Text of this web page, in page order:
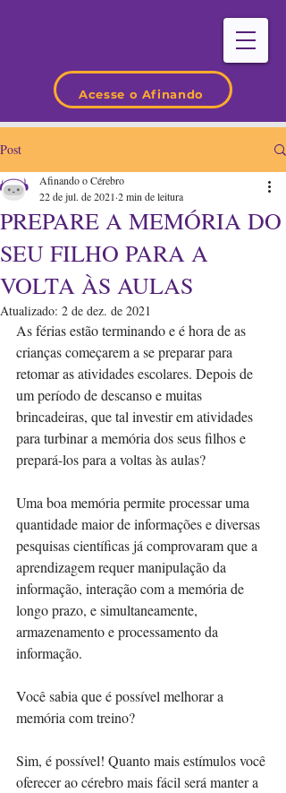
Acesse o Afinando
Post
PREPARE A MEMÓRIA DO
SEU FILHO PARA A
VOLTA ÀS AULAS
Afinando o Cérebro
22 de jul. de 2021 2 min de leitura
Atualizado: 2 de dez. de 2021
As férias estão terminando e é hora de as
crianças começarem a se preparar para
retomar as atividades escolares. Depois de
um período de descanso e muitas
brincadeiras, que tal investir em atividades
para turbinar a memória dos seus filhos e
prepará-los para a voltas às aulas?
Uma boa memória permite processar uma
quantidade maior de informações e diversas
pesquisas científicas já comprovaram que a
aprendizagem requer manipulação da
informação, interação com a memória de
longo prazo, e simultaneamente,
armazenamento e processamento da
informação.
Você sabia que é possível melhorar a
memória com treino?
Sim, é possível! Quanto mais estímulos você
oferecer ao cérebro mais fácil será manter a